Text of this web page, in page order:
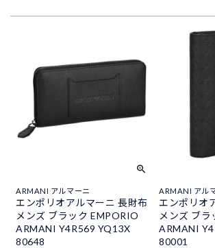
ARMANI アルマーニ
エンポリオアルマーニ 長財布
メンズ ブラック EMPORIO
ARMANI Y4R569 YQ13X
80648
ARMANI アル
エンポリオ
メンズ ブ
ARMANI
80001